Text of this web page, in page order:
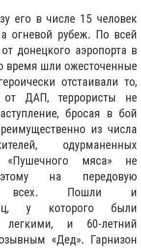
его в числе 15 человек
огневой рубеж. По всей
донецкого аэропорта в
время шли ожесточенные
отстаивали то,
от ДАП, террористы не
бросая в бой
из числа
одурманенных
«Пушечного мяса» не
на передовую
всех. Пошли и
у которого были
и 60-летний
«Дед». Гарнизон